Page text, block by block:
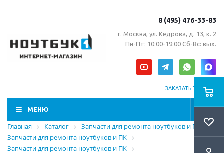
8 (495) 476-33-83
г. Москва, ул. Кедрова, д. 13, к. 2
Пн-Пт: 10:00-19:00 Сб-Вс: вых.
ЗАКАЗАТЬ ЗВОНОК
МЕНЮ
Главная Каталог
Запчасти для ремонта ноутбуков и ПК
Запчасти для ремонта ноутбуков и ПК
Запчасти для ремонта ноутбуков и ПК